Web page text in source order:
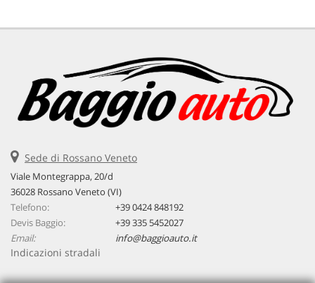
Sede di Rossano Veneto
Viale Montegrappa, 20/d
36028 Rossano Veneto (VI)
Telefono:
+39 0424 848192
Devis Baggio:
+39 335 5452027
Email:
info@baggioauto.it
Indicazioni stradali